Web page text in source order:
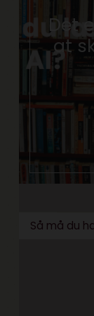
Det
at
Så må du